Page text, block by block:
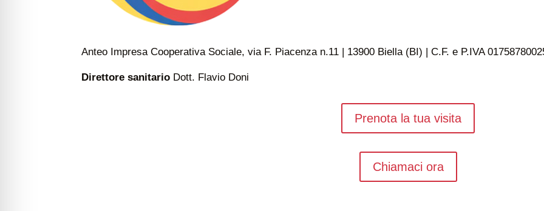
Anteo Impresa Cooperativa Sociale, via F. Piacenza n.11 | 13900 Biella (BI) | C.F. e P.IVA
Direttore sanitario Dott. Flavio Doni
Prenota la tua visita
Chiamaci ora